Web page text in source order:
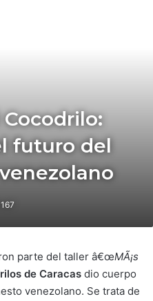
futuro del
167
parte del taller â€œMÃ¡s
de Caracas dio cuerpo
venezolano. Se trata de